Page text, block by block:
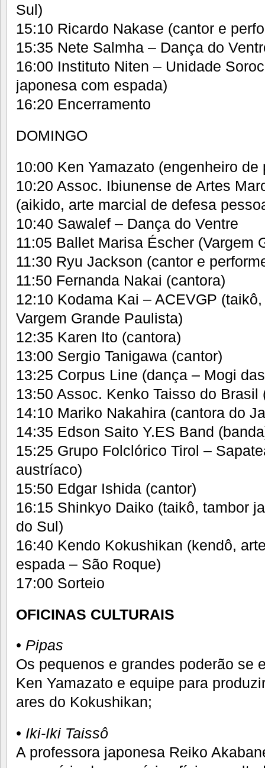
Sul)
15:10 Ricardo Nakase (cantor e
15:35 Nete Salmha – Dança do
16:00 Instituto Niten – Unidade
japonesa com espada)
16:20 Encerramento
DOMINGO
10:00 Ken Yamazato (engenheiro de
10:20 Assoc. Ibiunense de Artes
(aikido, arte marcial de defesa
10:40 Sawalef – Dança do Ventre
11:05 Ballet Marisa Éscher (Vargem
11:30 Ryu Jackson (cantor e
11:50 Fernanda Nakai (cantora)
12:10 Kodama Kai – ACEVGP
Vargem Grande Paulista)
12:35 Karen Ito (cantora)
13:00 Sergio Tanigawa (cantor)
13:25 Corpus Line (dança – Mogi
13:50 Assoc. Kenko Taisso do
14:10 Mariko Nakahira (cantora do
14:35 Edson Saito Y.ES Band
15:25 Grupo Folclórico Tirol –
austríaco)
15:50 Edgar Ishida (cantor)
16:15 Shinkyo Daiko (taikô, tambor
do Sul)
16:40 Kendo Kokushikan (kendô,
espada – São Roque)
17:00 Sorteio
OFICINAS CULTURAIS
• Pipas
Os pequenos e grandes poderão se
Ken Yamazato e equipe para
ares do Kokushikan;
• Iki-Iki Taissô
A professora japonesa Reiko